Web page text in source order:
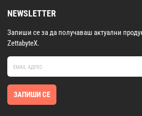
NEWSLETTER
Запиши се за да получаваш актуални
ZettabyteX.
ЗАПИШИ СЕ